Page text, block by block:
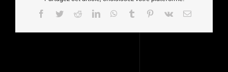
Facebook
TwitterRedditLinkedInWhatsApp
Tumblr Pinterest
Vk Email